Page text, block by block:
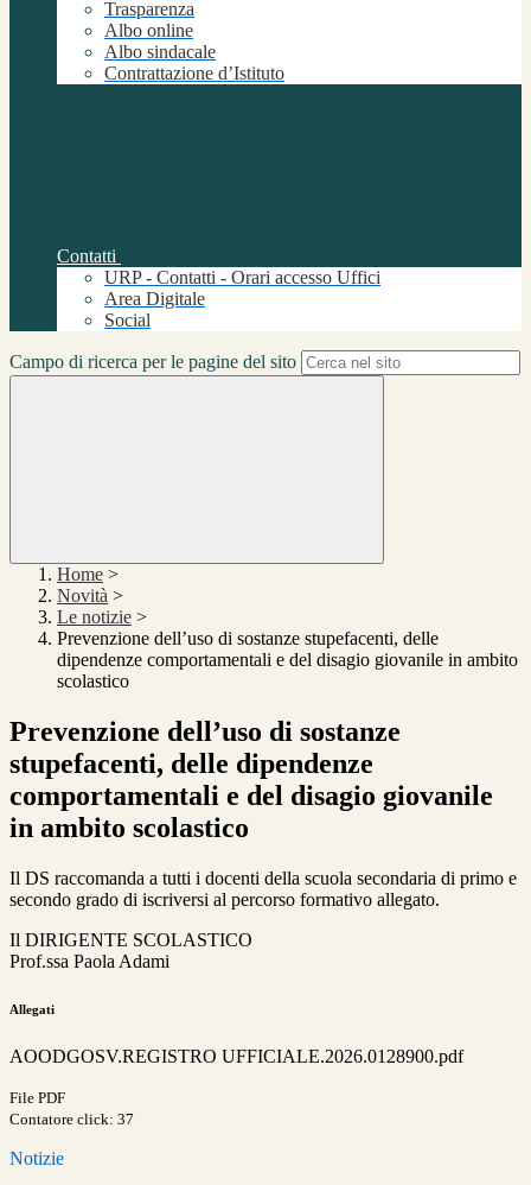
Trasparenza
Albo online
Albo sindacale
Contrattazione d’Istituto
Contatti
URP - Contatti - Orari accesso Uffici
Area Digitale
Social
Campo di ricerca per le pagine del sito
Home >
Novità >
Le notizie >
Prevenzione dell’uso di sostanze stupefacenti, delle
dipendenze comportamentali e del disagio giovanile in ambito
scolastico
Prevenzione dell’uso di sostanze
stupefacenti, delle dipendenze
comportamentali e del disagio giovanile
in ambito scolastico
Il DS raccomanda a tutti i docenti della scuola secondaria di primo e
secondo grado di iscriversi al percorso formativo allegato.
Il DIRIGENTE SCOLASTICO
Prof.ssa Paola Adami
Allegati
AOODGOSV.REGISTRO UFFICIALE.2026.0128900.pdf
File PDF
Contatore click: 37
Notizie